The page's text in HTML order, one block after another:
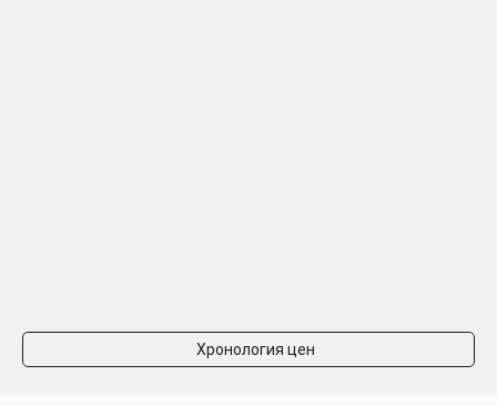
Хронология цен